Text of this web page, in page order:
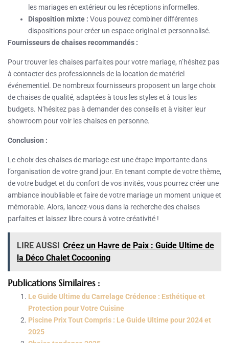
les mariages en extérieur ou les réceptions informelles.
Disposition mixte : Vous pouvez combiner différentes
dispositions pour créer un espace original et personnalisé.
Fournisseurs de chaises recommandés :
Pour trouver les chaises parfaites pour votre mariage, n’hésitez pas
à contacter des professionnels de la location de matériel
événementiel. De nombreux fournisseurs proposent un large choix
de chaises de qualité, adaptées à tous les styles et à tous les
budgets. N’hésitez pas à demander des conseils et à visiter leur
showroom pour voir les chaises en personne.
Conclusion :
Le choix des chaises de mariage est une étape importante dans
l’organisation de votre grand jour. En tenant compte de votre thème,
de votre budget et du confort de vos invités, vous pourrez créer une
ambiance inoubliable et faire de votre mariage un moment unique et
mémorable. Alors, lancez-vous dans la recherche des chaises
parfaites et laissez libre cours à votre créativité !
LIRE AUSSI Créez un Havre de Paix : Guide Ultime de
la Déco Chalet Cocooning
Publications Similaires :
Le Guide Ultime du Carrelage Crédence : Esthétique et
Protection pour Votre Cuisine
Piscine Prix Tout Compris : Le Guide Ultime pour 2024 et
2025